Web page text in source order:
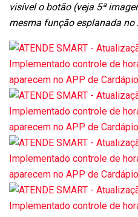
visível o botão (veja 5ª
mesma função esplanada no